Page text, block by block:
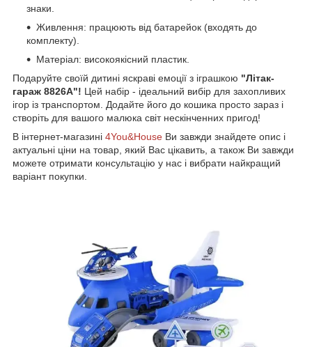
знаки.
Живлення: працюють від батарейок (входять до
комплекту).
Матеріал: високоякісний пластик.
Подаруйте своїй дитині яскраві емоції з іграшкою "Літак-
гараж 8826А"! Цей набір - ідеальний вибір для захопливих
ігор із транспортом. Додайте його до кошика просто зараз і
створіть для вашого малюка світ нескінченних пригод!
В інтернет-магазині 4You&House Ви завжди знайдете опис і
актуальні ціни на товар, який Вас цікавить, а також Ви завжди
можете отримати консультацію у нас і вибрати найкращий
варіант покупки.